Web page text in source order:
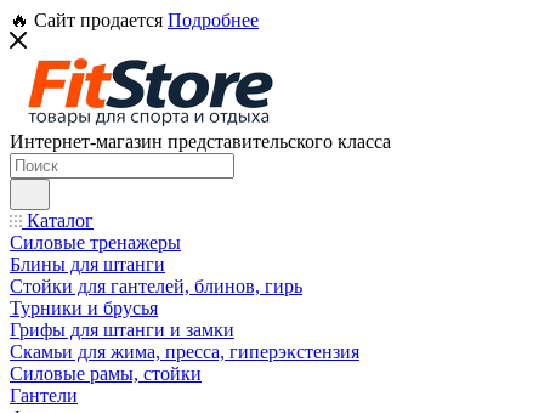
🔥 Сайт продается Подробнее
Интернет-магазин представительского класса
Каталог
Силовые тренажеры
Блины для штанги
Стойки для гантелей, блинов, гирь
Турники и брусья
Грифы для штанги и замки
Скамьи для жима, пресса, гиперэкстензия
Силовые рамы, стойки
Гантели